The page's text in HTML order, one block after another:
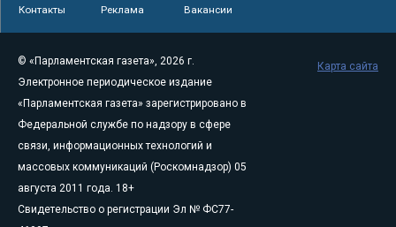
Контакты Реклама Вакансии
© «Парламентская газета», 2026 г.
Электронное периодическое издание
«Парламентская газета» зарегистрировано в
Федеральной службе по надзору в сфере
связи, информационных технологий и
массовых коммуникаций (Роскомнадзор) 05
августа 2011 года. 18+
Свидетельство о регистрации Эл № ФС77-
Карта сайта